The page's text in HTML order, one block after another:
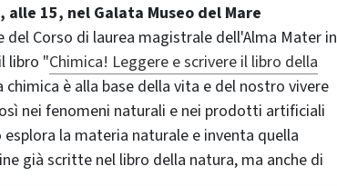
15, nel Galata Museo del Mare
Corso di laurea magistrale dell'Alma Mater in
libro "Chimica! Leggere e scrivere il libro della
è alla base della vita e del nostro vivere
nei fenomeni naturali e nei prodotti artificiali
la materia naturale e inventa quella
già scritte nel libro della natura, ma anche di